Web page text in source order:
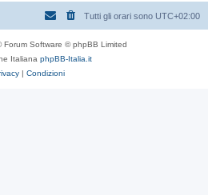
Tutti gli orari sono UTC+02:00
Forum Software © phpBB Limited
Italiana phpBB-Italia.it
| Condizioni